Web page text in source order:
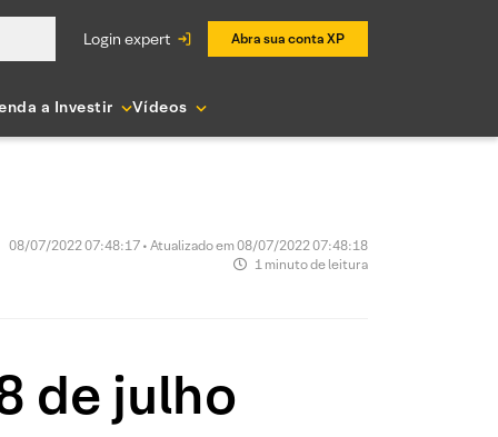
login expert Abra sua conta XP
a Investir Vídeos
08/07/2022 07:48:17 • Atualizado em 08/07/2022 07:48:18
1 minuto de leitura
de julho